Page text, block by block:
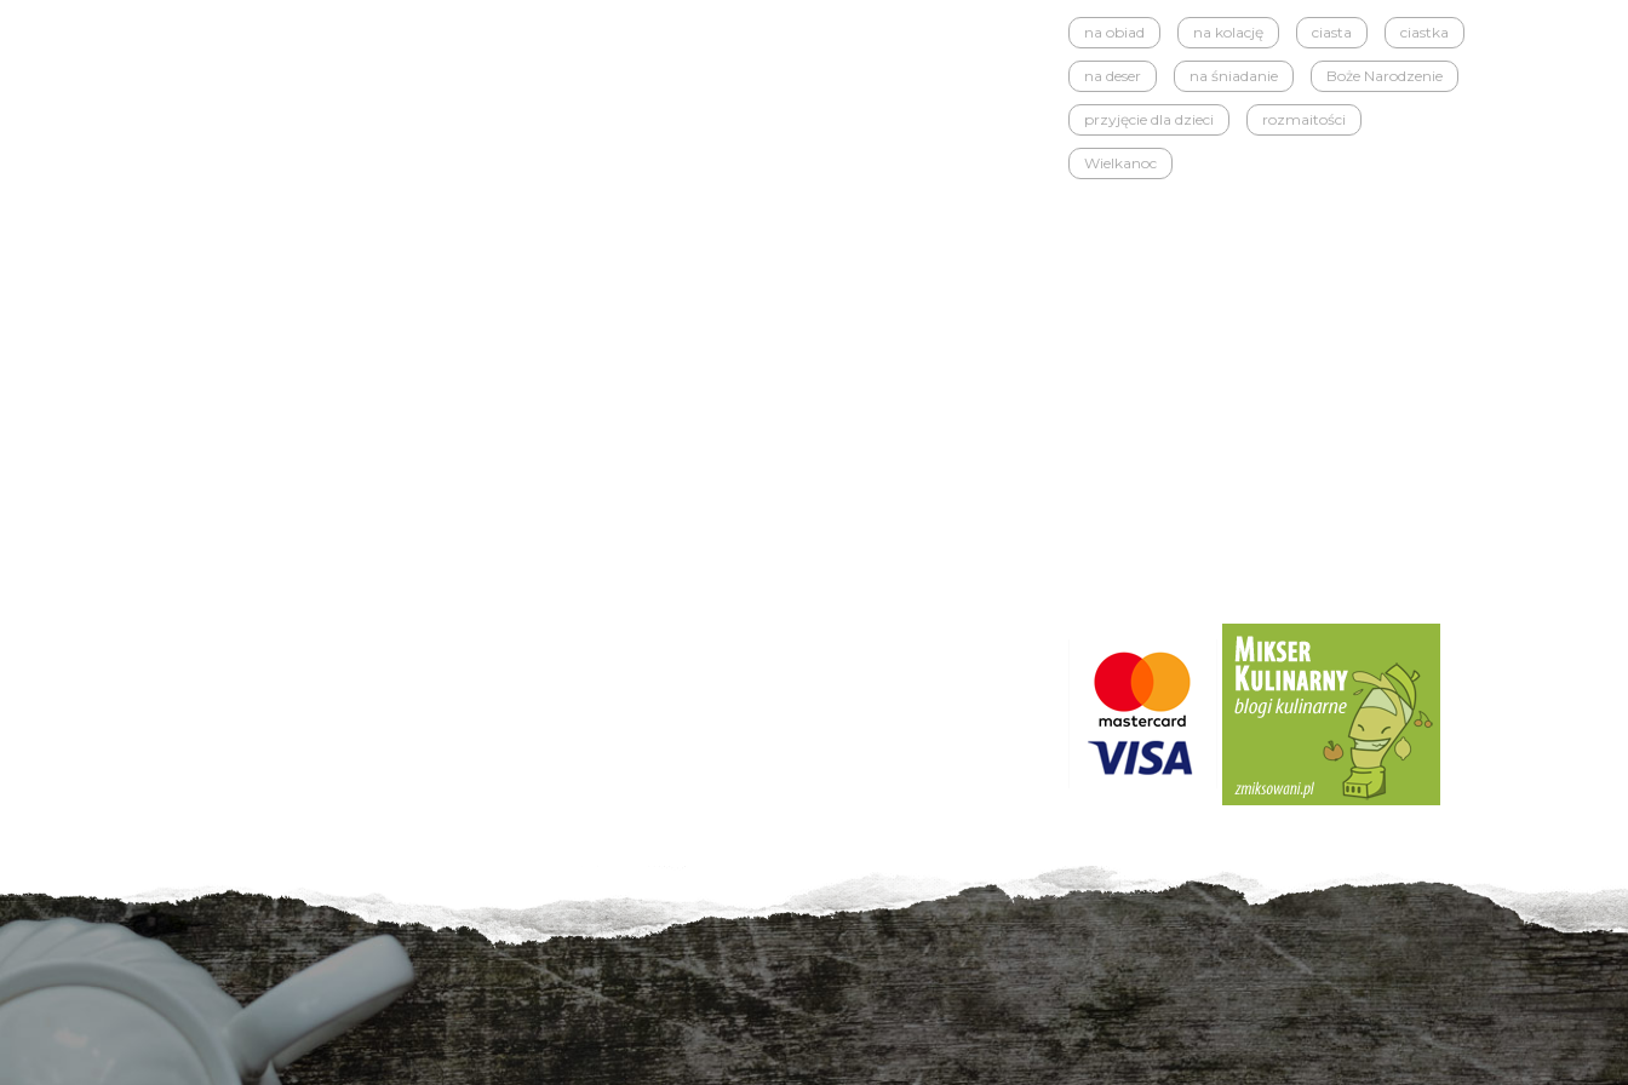
na obiad na kolację ciasta ciastka
na deser na śniadanie Boże Narodzenie
przyjęcie dla dzieci rozmaitości
Wielkanoc